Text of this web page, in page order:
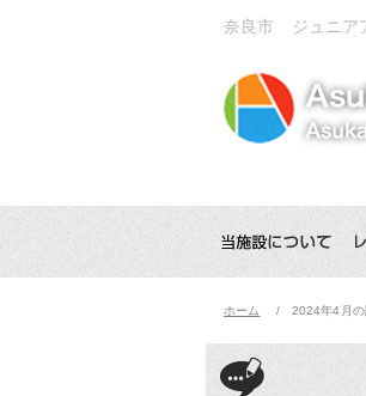
奈良市 ジュニア
ホーム 2024年4月の